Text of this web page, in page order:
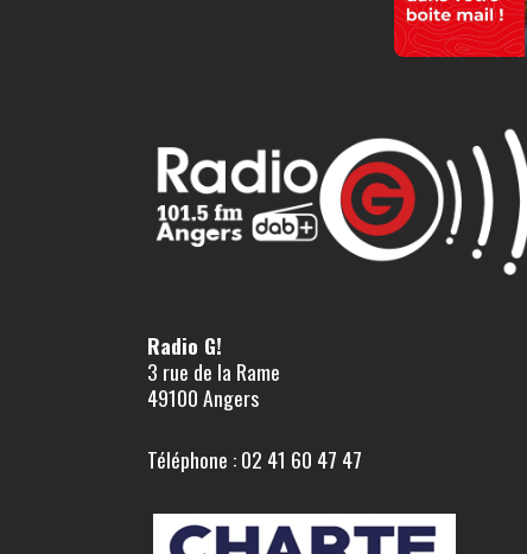
Radio G!
3 rue de la Rame
49100 Angers
Téléphone : 02 41 60 47 47